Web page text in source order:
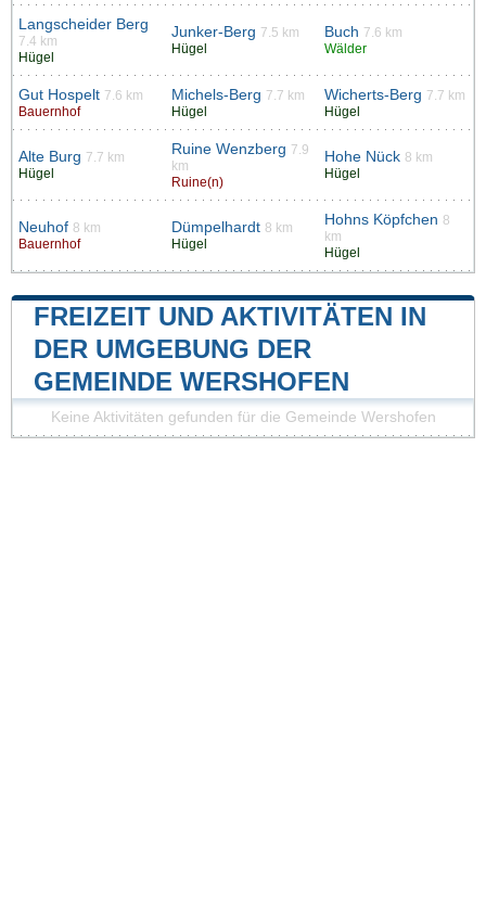
Langscheider Berg
7.4 km
Hügel
Junker-Berg 7.5 km
Hügel
Buch 7.6 km
Wälder
Gut Hospelt 7.6 km
Bauernhof
Michels-Berg 7.7 km
Hügel
Wicherts-Berg 7.7 km
Hügel
Alte Burg 7.7 km
Hügel
Ruine Wenzberg 7.9
km
Ruine(n)
Hohe Nück 8 km
Hügel
Neuhof 8 km
Bauernhof
Dümpelhardt 8 km
Hügel
Hohns Köpfchen 8
km
Hügel
FREIZEIT UND AKTIVITÄTEN IN
DER UMGEBUNG DER
GEMEINDE WERSHOFEN
Keine Aktivitäten gefunden für die Gemeinde Wershofen